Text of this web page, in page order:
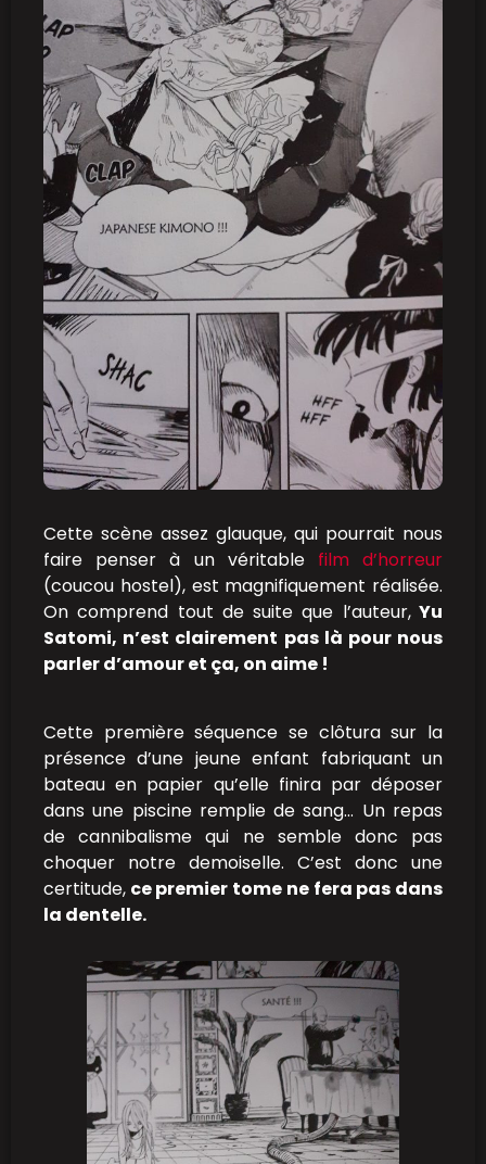
Cette scène assez glauque, qui pourrait nous
faire penser à un véritable film d’horreur
(coucou hostel), est magnifiquement réalisée.
On comprend tout de suite que l’auteur,Yu
Satomi, n’est clairement pas là pour nous
parler d’amour et ça, on aime !
Cette première séquence se clôtura sur la
présence d’une jeune enfant fabriquant un
bateau en papier qu’elle finira par déposer
dans une piscine remplie de sang… Un repas
de cannibalisme qui ne semble donc pas
choquer notre demoiselle. C’est donc une
certitude, ce premier tome ne fera pas dans
la dentelle.